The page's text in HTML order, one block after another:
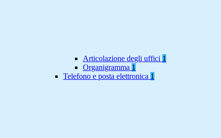
Articolazione degli uffici 1
Organigramma 1
Telefono e posta elettronica 1